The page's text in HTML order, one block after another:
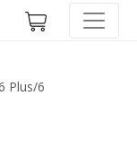
Plus/6